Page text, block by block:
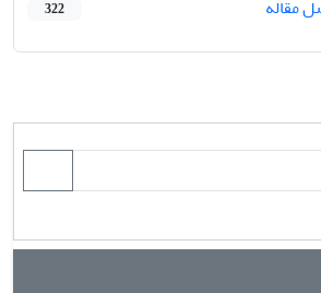
مقاله 322